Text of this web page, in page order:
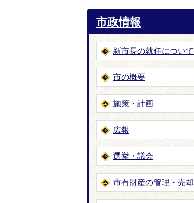
市政情報
新市長の就任について
市の概要
施策・計画
広報
選挙・議会
市有財産の管理・売却